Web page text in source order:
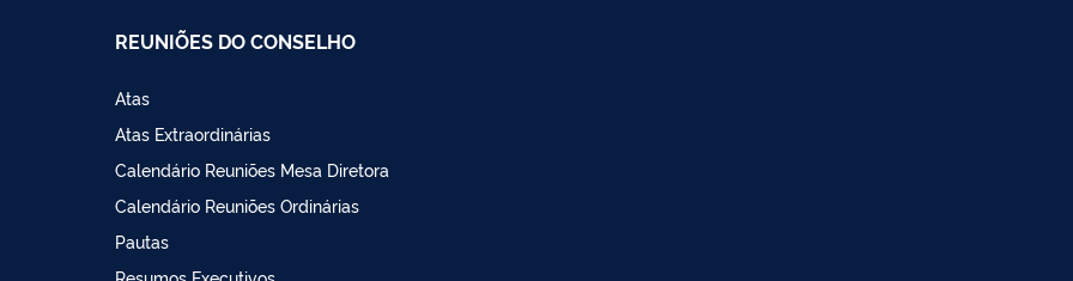
REUNIÕES DO CONSELHO
Atas
Atas Extraordinárias
Calendário Reuniões Mesa Diretora
Calendário Reuniões Ordinárias
Pautas